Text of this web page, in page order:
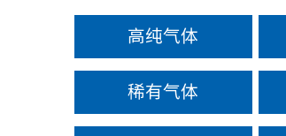
高纯气体
稀有气体